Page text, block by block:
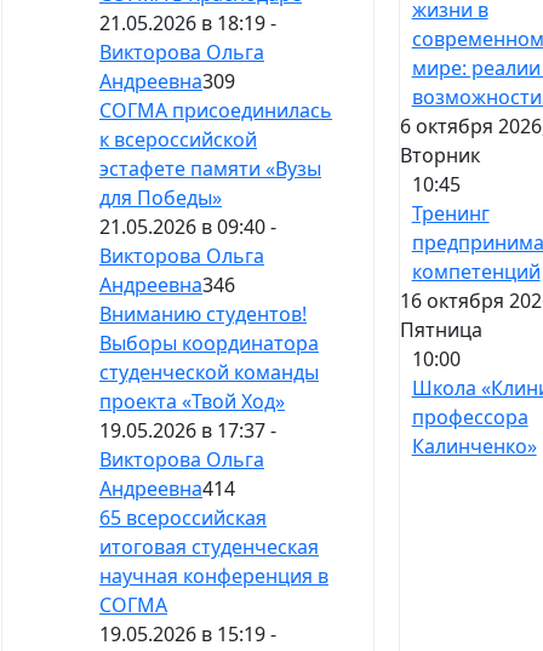
21.05.2026 в 18:19 -
Викторова Ольга
Андреевна309
СОГМА присоединилась
к всероссийской
эстафете памяти «Вузы
для Победы»
21.05.2026 в 09:40 -
Викторова Ольга
Андреевна346
Вниманию студентов!
Выборы координатора
студенческой команды
проекта «Твой Ход»
19.05.2026 в 17:37 -
Викторова Ольга
Андреевна414
65 всероссийская
итоговая студенческая
научная конференция в
СОГМА
19.05.2026 в 15:19 -
жизни в
современном
мире:
6 октября
Вторник
10:45
Тренинг
компетенций
16 октября
Пятница
10:00
Школа
профессора
Калинченко»